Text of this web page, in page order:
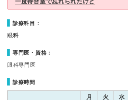
一度待合室で忘れられたけど
診療科目：
眼科
専門医・資格：
眼科専門医
診療時間
月 火 水